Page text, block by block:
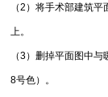
（2）将手术部建筑
上。
（3）删掉平面图中
8号色）。